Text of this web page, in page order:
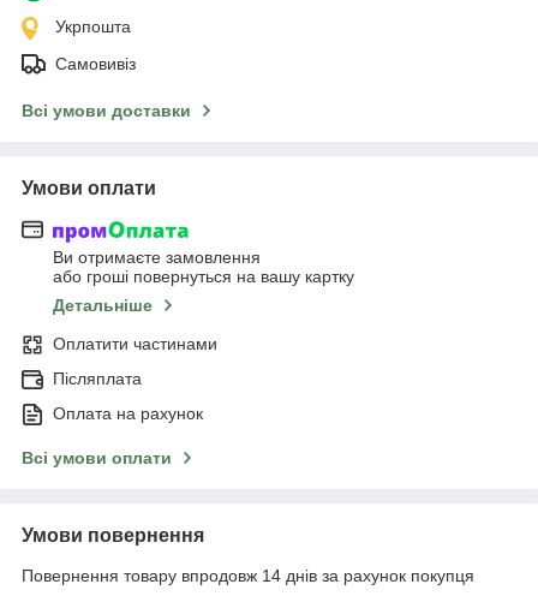
Укрпошта
Самовивіз
Всі умови доставки
Умови оплати
Ви отримаєте замовлення
або гроші повернуться на вашу картку
Детальніше
Оплатити частинами
Післяплата
Оплата на рахунок
Всі умови оплати
Умови повернення
Повернення товару впродовж 14 днів за рахунок покупця